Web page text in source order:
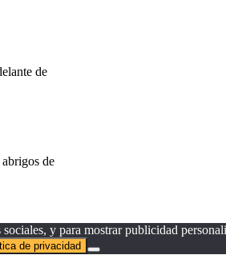
de
de
y para mostrar publicidad
de privacidad